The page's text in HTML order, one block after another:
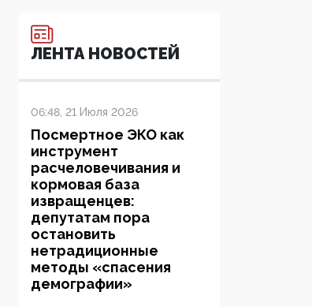
ЛЕНТА НОВОСТЕЙ
06:48, 21 Июля 2026
Посмертное ЭКО как
инструмент
расчеловечивания и
кормовая база
извращенцев:
депутатам пора
остановить
нетрадиционные
методы «спасения
демографии»